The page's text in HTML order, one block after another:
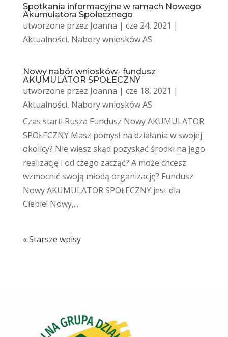
Spotkania informacyjne w ramach Nowego
Akumulatora Społecznego
utworzone przez Joanna | cze 24, 2021 |
Aktualności, Nabory wniosków AS
Nowy nabór wniosków- fundusz
AKUMULATOR SPOŁECZNY
utworzone przez Joanna | cze 18, 2021 |
Aktualności, Nabory wniosków AS
Czas start! Rusza Fundusz Nowy AKUMULATOR
SPOŁECZNY Masz pomysł na działania w swojej
okolicy? Nie wiesz skąd pozyskać środki na jego
realizację i od czego zacząć? A może chcesz
wzmocnić swoją młodą organizację? Fundusz
Nowy AKUMULATOR SPOŁECZNY jest dla
Ciebie! Nowy,...
« Starsze wpisy